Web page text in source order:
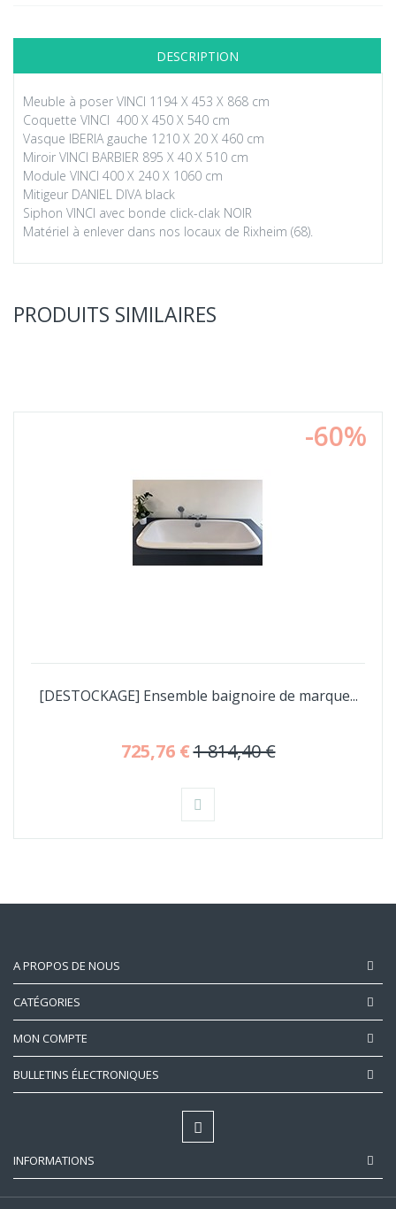
DESCRIPTION
Meuble à poser VINCI 1194 X 453 X 868 cm
Coquette VINCI 400 X 450 X 540 cm
Vasque IBERIA gauche 1210 X 20 X 460 cm
Miroir VINCI BARBIER 895 X 40 X 510 cm
Module VINCI 400 X 240 X 1060 cm
Mitigeur DANIEL DIVA black
Siphon VINCI avec bonde click-clak NOIR
Matériel à enlever dans nos locaux de Rixheim (68).
PRODUITS SIMILAIRES
-60%
[DESTOCKAGE] Ensemble baignoire de marque...
725,76 €1 814,40 €
A PROPOS DE NOUS
CATÉGORIES
MON COMPTE
BULLETINS ÉLECTRONIQUES
INFORMATIONS